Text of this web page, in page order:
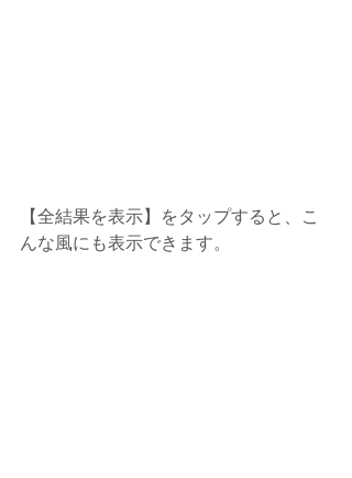
【全結果を表示】をタップすると、こ
んな風にも表示できます。